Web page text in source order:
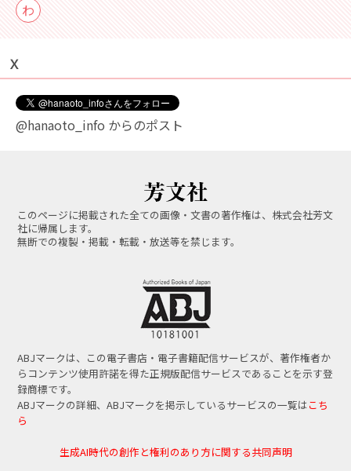
わ
Ｘ
@hanaoto_info からのポスト
このページに掲載された全ての画像・文書の著作権は、株式会社芳文
社に帰属します。
無断での複製・掲載・転載・放送等を禁じます。
ABJマークは、この電子書店・電子書籍配信サービスが、著作権者か
らコンテンツ使用許諾を得た正規版配信サービスであることを示す登
録商標です。
ABJマークの詳細、ABJマークを掲示しているサービスの一覧はこち
ら
生成AI時代の創作と権利のあり方に関する共同声明